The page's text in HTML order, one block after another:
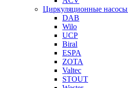
Циркуляционные насосы
DAB
Wilo
UCP
Biral
ESPA
ZOTA
Valtec
STOUT